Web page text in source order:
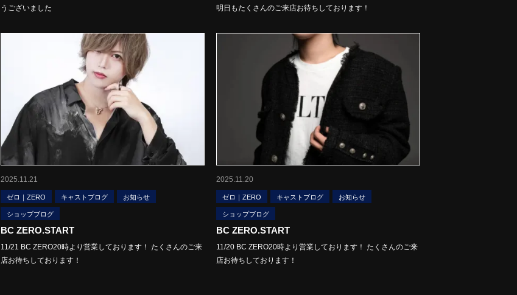
うございました
明日もたくさんのご来店お待ちしております！
2025.11.21
ゼロ｜ZERO キャストブログ お知らせ
ショップブログ
BC ZERO.START
11/21 BC ZERO20時より営業しております！ たくさんのご来
店お待ちしております！
2025.11.20
ゼロ｜ZERO キャストブログ お知らせ
ショップブログ
BC ZERO.START
11/20 BC ZERO20時より営業しております！ たくさんのご来
店お待ちしております！